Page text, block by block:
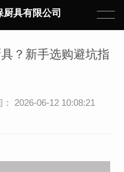
具有限公司
？新手选购避坑指
2026-06-12 10:08:21